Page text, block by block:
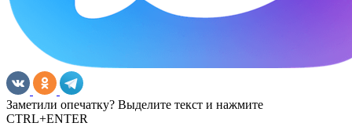
Заметили опечатку? Выделите текст и нажмите
CTRL+ENTER